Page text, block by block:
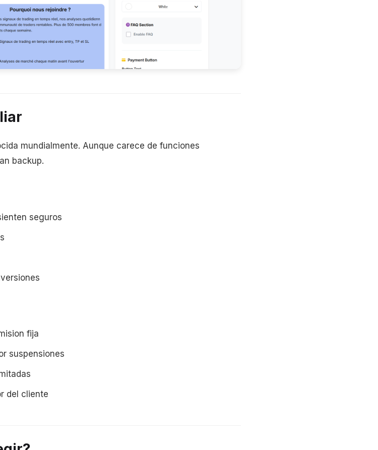
mundialmente. Aunque carece de funciones
backup.
seguros
fija
suspensiones
del cliente